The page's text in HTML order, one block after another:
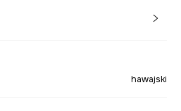
hawajski